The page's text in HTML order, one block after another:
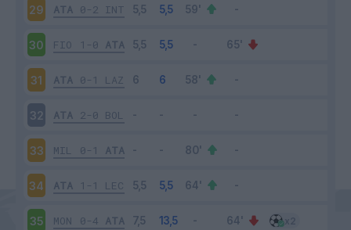
29 ATA 0-2 INT
30 FIO 1-0 ATA
31 ATA 0-1 LAZ
32 ATA 2-0 BOL
33 MIL 0-1 ATA
34 ATA 1-1 LEC
35 MON 0-4 ATA